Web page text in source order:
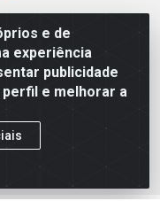
e de
experiência
publicidade
e melhorar a
(412 Norte), Alameda
- CEP 77.006-540 -
02